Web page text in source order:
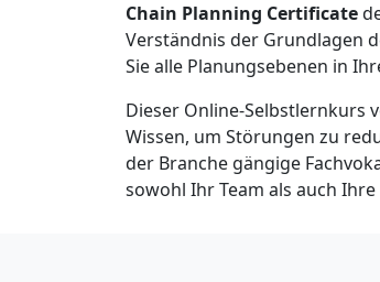
Chain Planning Certificate
Verständnis der Grundlagen
Sie alle Planungsebenen in
Dieser Online-Selbstlernkurs
Wissen, um Störungen zu
der Branche gängige
sowohl Ihr Team als auch